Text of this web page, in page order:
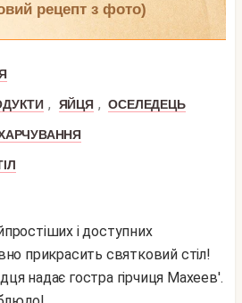
рецепт з фото)
, ЯЙЦЯ , ОСЕЛЕДЕЦЬ
і доступних
прикрасить святковий стіл!
надає гостра гірчиця Махеев'.